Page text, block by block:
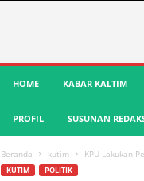
HOME KABAR KALTIM
PROFIL SUSUNAN
Beranda kutim KPU Lakukan
KUTIM POLITIK